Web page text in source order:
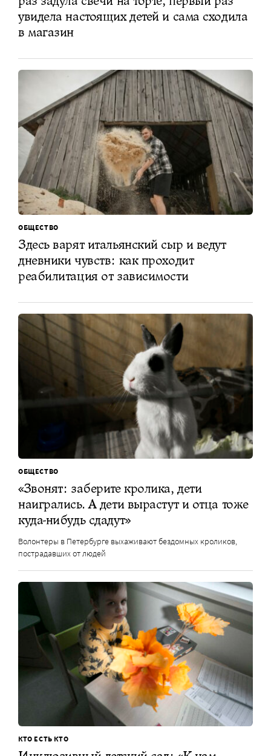
увидела настоящих детей и сама сходила
в магазин
ОБЩЕСТВО
Здесь варят итальянский сыр и ведут
дневники чувств: как проходит
реабилитация от зависимости
ОБЩЕСТВО
«Звонят: заберите кролика, дети
наигрались. А дети вырастут и отца тоже
куда-нибудь сдадут»
Волонтеры в Петербурге выхаживают бездомных кроликов,
пострадавших от людей
КТО ЕСТЬ КТО